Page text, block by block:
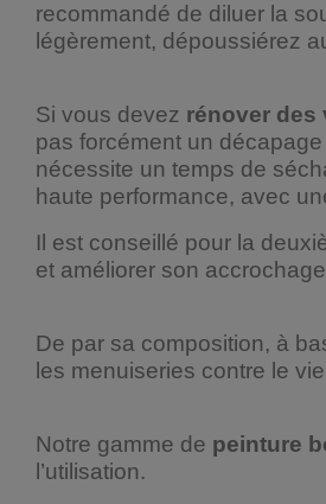
recommandé de diluer la
légèrement, dépoussiérez
Si vous devez rénover des
pas forcément un
nécessite un temps de
haute performance, avec
Il est conseillé pour la
et améliorer son
De par sa composition, à
les menuiseries contre le
Notre gamme de peinture
l’utilisation.